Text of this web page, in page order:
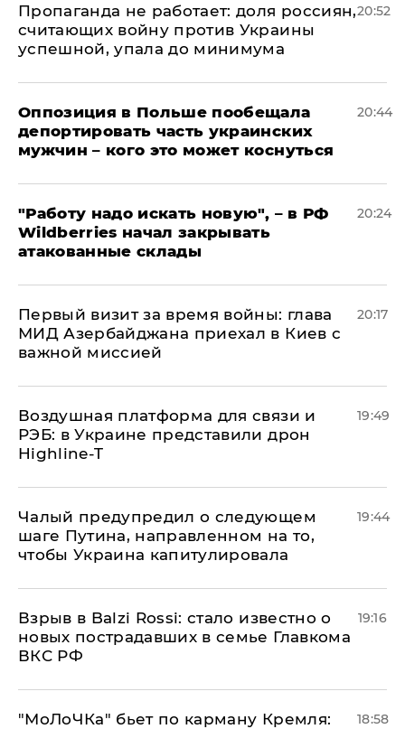
​Пропаганда не работает: доля россиян,
считающих войну против Украины
успешной, упала до минимума
20:52
Оппозиция в Польше пообещала
депортировать часть украинских
мужчин – кого это может коснуться
20:44
"Работу надо искать новую", – в РФ
Wildberries начал закрывать
атакованные склады
20:24
Первый визит за время войны: глава
МИД Азербайджана приехал в Киев с
важной миссией
20:17
Воздушная платформа для связи и
РЭБ: в Украине представили дрон
Highline-T
19:49
Чалый предупредил о следующем
шаге Путина, направленном на то,
чтобы Украина капитулировала
19:44
Взрыв в Balzi Rossi: стало известно о
новых пострадавших в семье Главкома
ВКС РФ
19:16
​"МоЛоЧКа" бьет по карману Кремля:
18:58